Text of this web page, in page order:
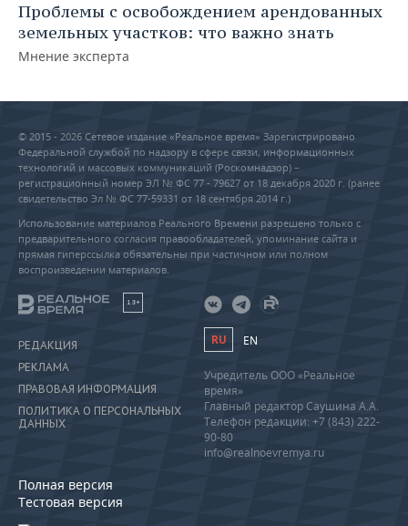
Проблемы с освобождением арендованных
земельных участков: что важно знать
Мнение эксперта
© 2015 - 2026 Сетевое издание «Реальное время» Зарегистрировано
Федеральной службой по надзору в сфере связи, информационных
технологий и массовых коммуникаций (Роскомнадзор) –
регистрационный номер ЭЛ № ФС 77 - 79627 от 18 декабря 2020 г. (ранее
свидетельство Эл № ФС 77-59331 от 18 сентября 2014 г.)
Использование материалов Реального Времени разрешено только с
предварительного согласия правообладателей, упоминание сайта и
прямая гиперссылка обязательны при частичном или полном
воспроизведении материалов.
18+
РЕДАКЦИЯ
РЕКЛАМА
ПРАВОВАЯ ИНФОРМАЦИЯ
ПОЛИТИКА О ПЕРСОНАЛЬНЫХ
ДАННЫХ
Полная версия
Тестовая версия
RU EN
Учредитель ООО «Реальное
время»
Главный редактор Саушина А.А.
Телефон редакции: +7 (843) 222-
90-80
info@realnoevremya.ru